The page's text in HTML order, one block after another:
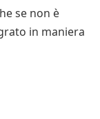
se non è
in maniera